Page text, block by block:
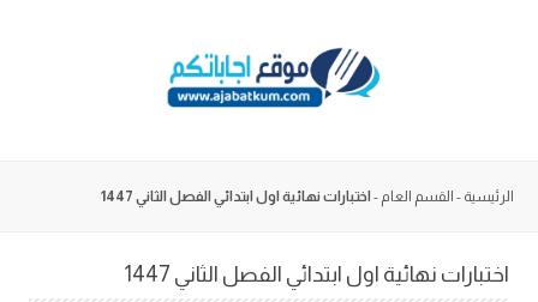
الرئيسية - القسم العام - اختبارات نهائية اول ابتدائي الفصل الثاني 1447
اختبارات نهائية اول ابتدائي الفصل الثاني 1447